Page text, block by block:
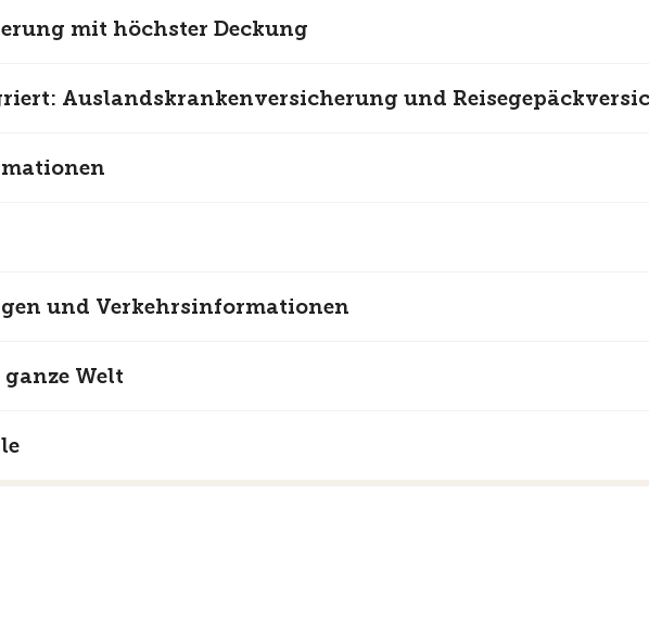
mit höchster Deckung
Auslandskrankenversicherung und
und Verkehrsinformationen
Welt